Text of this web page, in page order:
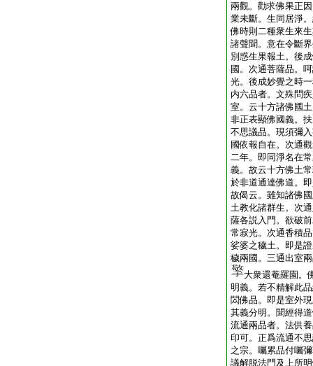
兩觀。勸求佛果正
業未斷。生同居淨
佛時則二種衆生來
諸聲聞。意在令斷
別惑生果報土。後
國。次通菩薩品。
光。後成妙覺之時
内六品者。文殊問
室。云十方諸佛國
非正表顯佛國義。
不思議品。現須彌
國依報自在。次通
二年。即同淨名在
義。故云十方佛土
於非道通達佛道。
故偈云。雖知諸佛
土教化諸群生。次
薩各説入門。欲破
常寂光。次通香積
娑婆之穢土。即是
穢兩國。三通出室
大衆還菴羅園。
明義。若不精解此
閦佛品。即是室外
其義分明。聞經得
流通兩品者。法供
印可。正爲流通不
之宗。囑累品付囑
議解脱法門及上所